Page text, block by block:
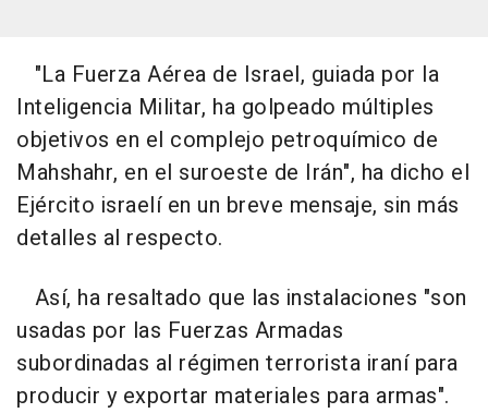
"La Fuerza Aérea de Israel, guiada por la
Inteligencia Militar, ha golpeado múltiples
objetivos en el complejo petroquímico de
Mahshahr, en el suroeste de Irán", ha dicho el
Ejército israelí en un breve mensaje, sin más
detalles al respecto.
Así, ha resaltado que las instalaciones "son
usadas por las Fuerzas Armadas
subordinadas al régimen terrorista iraní para
producir y exportar materiales para armas".